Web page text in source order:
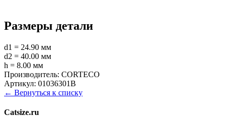
Размеры детали
d1 = 24.90 мм
d2 = 40.00 мм
h = 8.00 мм
Производитель: CORTECO
Артикул: 01036301B
← Вернуться к списку
Catsize.ru